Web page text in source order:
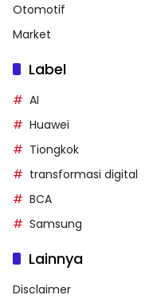
Otomotif
Market
Label
AI
Huawei
Tiongkok
transformasi digital
BCA
Samsung
Lainnya
Disclaimer